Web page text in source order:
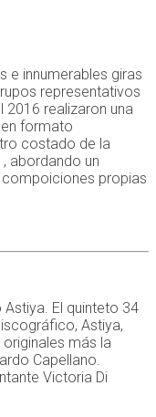
e innumerables giras
representativos
2016 realizaron una
formato
costado de la
abordando un
propias
El quinteto 34
Astiya,
más la
Capellano.
Victoria Di